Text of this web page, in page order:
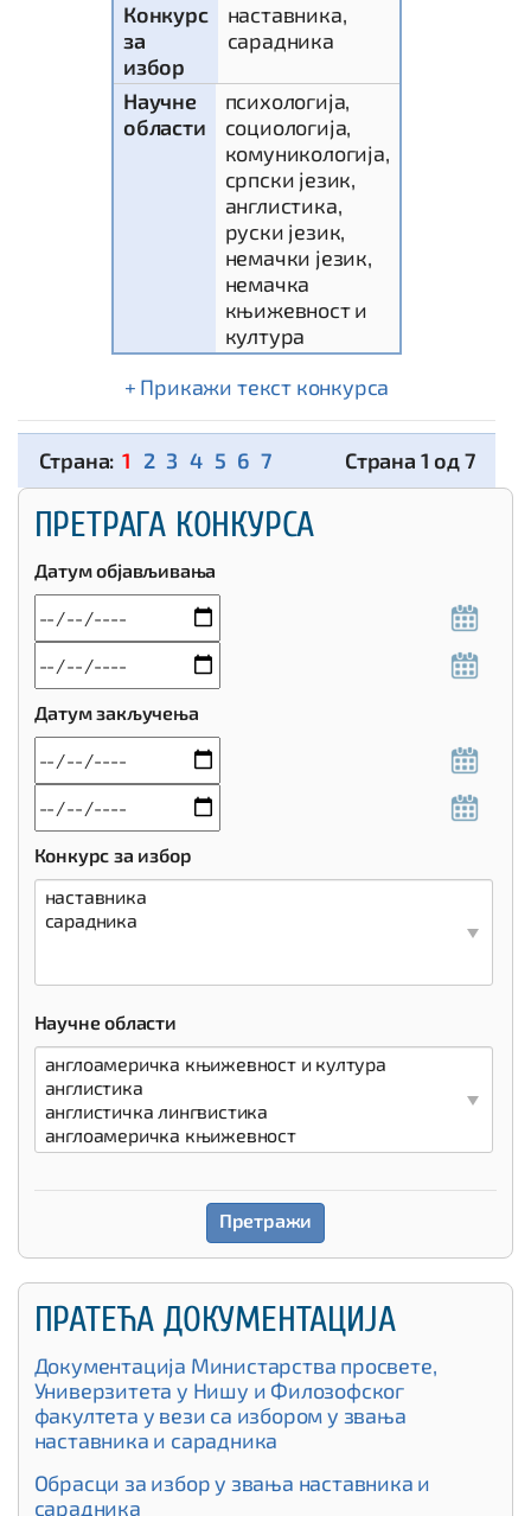
Конкурс
за
избор
наставника,
сарадника
Научне
области
психологија,
социологија,
комуникологија,
српски језик,
англистика,
руски језик,
немачки језик,
немачка
књижевност и
култура
текст конкурса
1 2 3 4 5 6 7 Страна 1 од 7
ПРЕТРАГА КОНКУРСА
Датум објављивања
Датум закључења
Конкурс за избор
Научне области
ПРАТЕЋА ДОКУМЕНТАЦИЈА
Документација Министарства просвете,
Универзитета у Нишу и Филозофског
факултета у вези са избором у звања
наставника и сарадника
Обрасци за избор у звања наставника и
сарадника